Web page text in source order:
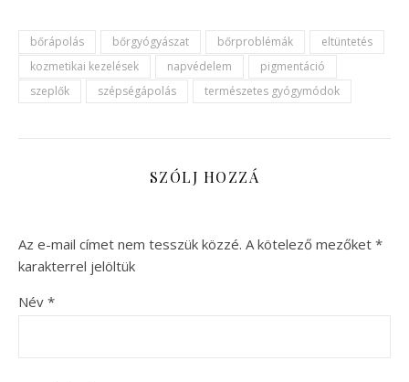
bőrápolás bőrgyógyászat bőrproblémák
eltüntetés
kozmetikai kezelések
napvédelem
pigmentáció
szeplők
szépségápolás természetes gyógymódok
SZÓLJ HOZZÁ
Az e-mail címet nem tesszük közzé. A kötelező mezőket *
karakterrel jelöltük
Név *